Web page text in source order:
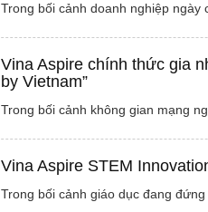
Trong bối cảnh doanh nghiệp
Vina Aspire chính thức gia
by Vietnam”
Trong bối cảnh không gian mạng
Vina Aspire STEM
Trong bối cảnh giáo dục đang